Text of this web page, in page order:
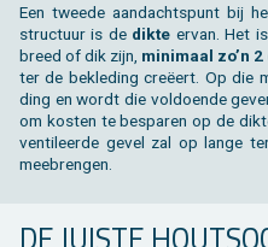
Een twee­de aan­dachts­punt bij
struc­tuur is de dikte ervan. Het
breed of dik zijn, mi­ni­maal zo’n 2
ter de be­kle­ding creëert. Op die
ding en wordt die vol­doen­de
om kos­ten te be­spa­ren op de
ven­ti­leer­de gevel zal op lange
mee­bren­gen.